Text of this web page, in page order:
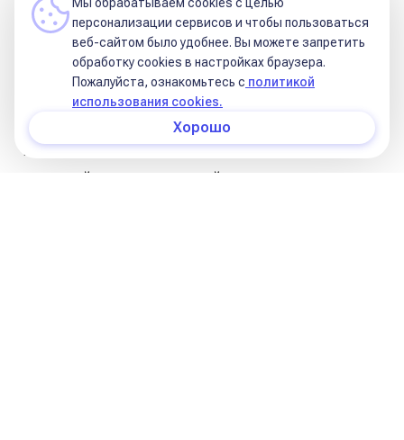
жители России — совсем другой разговор.
В эти 3 метода входят еще множество других
ответвлений (например, визитки, сарафанное
радио тоже относятся к SMM), но если о
каждом из них расписывать, получится
немалый талмуд, который вряд ли кто-то
персонализации сервисов и чтобы пользоваться
веб-сайтом было удобнее. Вы можете запретить
обработку сookies в настройках браузера.
Пожалуйста, ознакомьтесь с политикой
использования cookies.
Хорошо